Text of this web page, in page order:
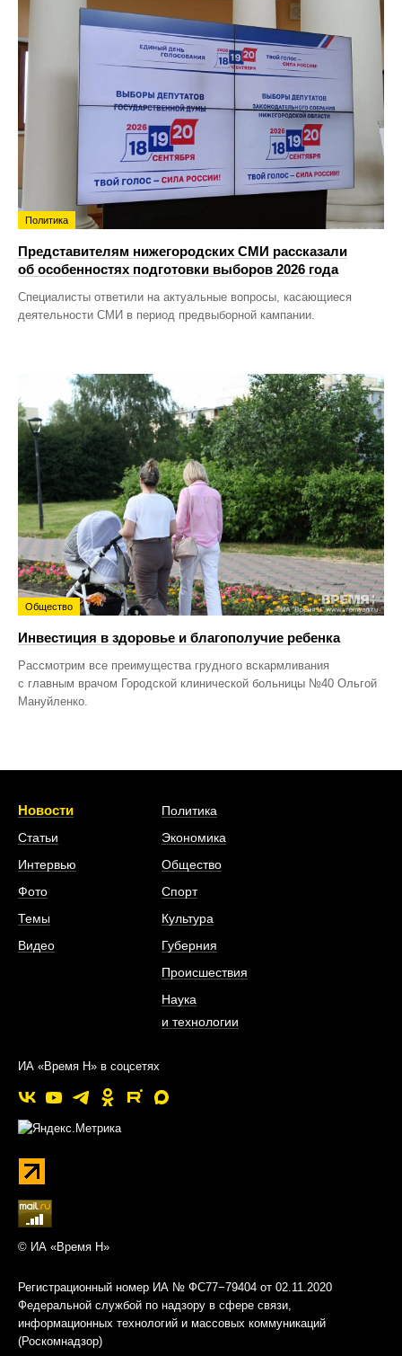
Политика
Представителям нижегородских СМИ рассказали
об особенностях подготовки выборов 2026 года
Специалисты ответили на актуальные вопросы, касающиеся
деятельности СМИ в период предвыборной кампании.
Общество
Инвестиция в здоровье и благополучие ребенка
Рассмотрим все преимущества грудного вскармливания
с главным врачом Городской клинической больницы №40 Ольгой
Мануйленко.
Новости
Статьи
Интервью
Фото
Темы
Видео
Политика
Экономика
Общество
Спорт
Культура
Губерния
Происшествия
Наука
и технологии
ИА «Время Н» в соцсетях
© ИА «Время Н»
Регистрационный номер ИА № ФС77−79404 от 02.11.2020
Федеральной службой по надзору в сфере связи,
информационных технологий и массовых коммуникаций
(Роскомнадзор)